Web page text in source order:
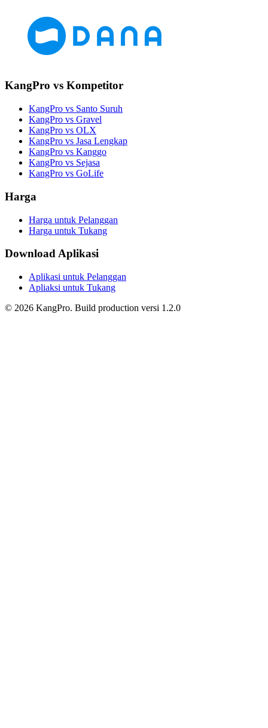
KangPro vs Kompetitor
KangPro vs Santo Suruh
KangPro vs Gravel
KangPro vs OLX
KangPro vs Jasa Lengkap
KangPro vs Kanggo
KangPro vs Sejasa
KangPro vs GoLife
Harga
Harga untuk Pelanggan
Harga untuk Tukang
Download Aplikasi
Aplikasi untuk Pelanggan
Apliaksi untuk Tukang
© 2026 KangPro. Build production versi 1.2.0